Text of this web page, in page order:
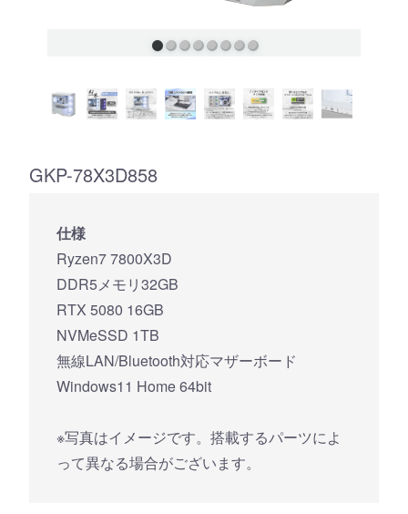
GKP-78X3D858
仕様
Ryzen7 7800X3D
DDR5メモリ32GB
RTX 5080 16GB
NVMeSSD 1TB
無線LAN/Bluetooth対応マザーボード
Windows11 Home 64bit
※写真はイメージです。搭載するパーツによ
って異なる場合がございます。